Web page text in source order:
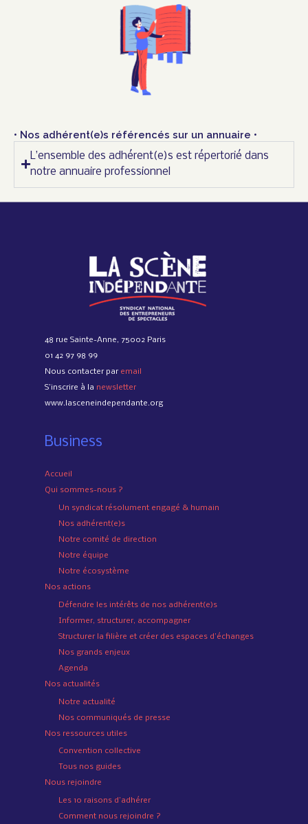
• Nos adhérent(e)s référencés sur un annuaire •
L’ensemble des adhérent(e)s est répertorié dans
notre annuaire professionnel
48 rue Sainte-Anne, 75002 Paris
01 42 97 98 99
Nous contacter par email
S’inscrire à la newsletter
www.lasceneindependante.org
Business
Accueil
Qui sommes-nous ?
Un syndicat résolument engagé & humain
Nos adhérent(e)s
Notre comité de direction
Notre équipe
Notre écosystème
Nos actions
Défendre les intérêts de nos adhérent(e)s
Informer, structurer, accompagner
Structurer la filière et créer des espaces d’échanges
Nos grands enjeux
Agenda
Nos actualités
Notre actualité
Nos communiqués de presse
Nos ressources utiles
Convention collective
Tous nos guides
Nous rejoindre
Les 10 raisons d’adhérer
Comment nous rejoindre ?